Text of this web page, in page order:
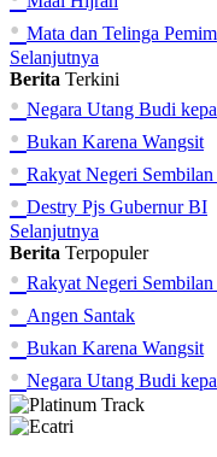
• Mata dan Telinga
Selanjutnya
Berita Terkini
• Negara Utang Budi
• Bukan Karena Wangsit
• Rakyat Negeri
• Destry Pjs Gubernur BI
Selanjutnya
Berita Terpopuler
• Rakyat Negeri
• Angen Santak
• Bukan Karena Wangsit
• Negara Utang Budi